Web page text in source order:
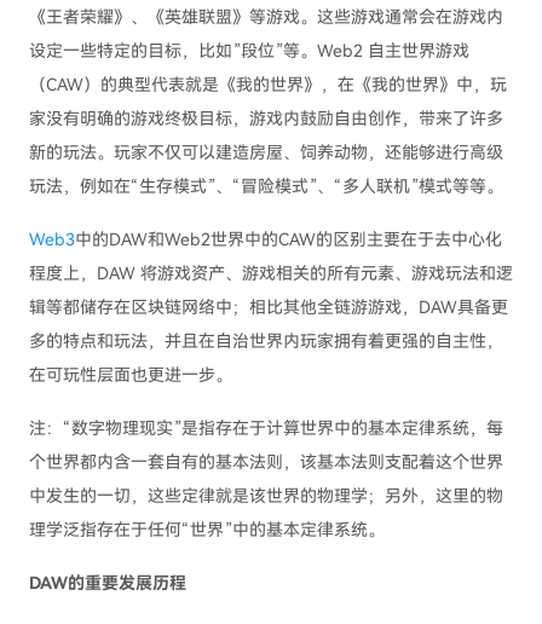
《王者荣耀》、《英雄联盟》等游戏。这些游戏通常会在游戏内
设定一些特定的目标，比如”段位”等。Web2 自主世界游戏
（CAW）的典型代表就是《我的世界》，在《我的世界》中，玩
家没有明确的游戏终极目标，游戏内鼓励自由创作，带来了许多
新的玩法。玩家不仅可以建造房屋、饲养动物，还能够进行高级
玩法，例如在“生存模式”、“冒险模式”、“多人联机”模式等等。
Web3中的DAW和Web2世界中的CAW的区别主要在于去中心化
程度上，DAW 将游戏资产、游戏相关的所有元素、游戏玩法和逻
辑等都储存在区块链网络中；相比其他全链游游戏，DAW具备更
多的特点和玩法，并且在自治世界内玩家拥有着更强的自主性，
在可玩性层面也更进一步。
注：“数字物理现实”是指存在于计算世界中的基本定律系统，每
个世界都内含一套自有的基本法则，该基本法则支配着这个世界
中发生的一切，这些定律就是该世界的物理学；另外，这里的物
理学泛指存在于任何“世界”中的基本定律系统。
DAW的重要发展历程